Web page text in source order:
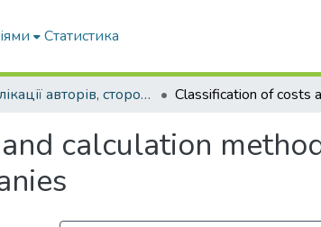
Статистика
Публікації авторів, сторонніх університету
calculation